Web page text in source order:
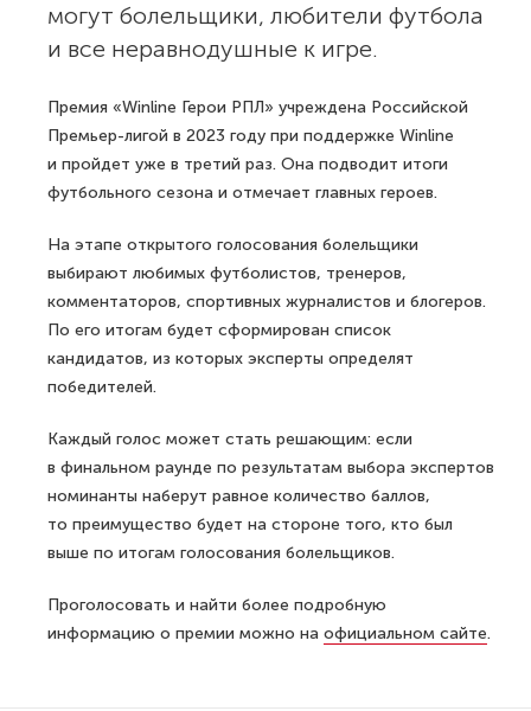
могут болельщики, любители футбола
и все неравнодушные к игре.
Премия «Winline Герои РПЛ» учреждена Российской
Премьер-лигой в 2023 году при поддержке Winline
и пройдет уже в третий раз. Она подводит итоги
футбольного сезона и отмечает главных героев.
На этапе открытого голосования болельщики
выбирают любимых футболистов, тренеров,
комментаторов, спортивных журналистов и блогеров.
По его итогам будет сформирован список
кандидатов, из которых эксперты определят
победителей.
Каждый голос может стать решающим: если
в финальном раунде по результатам выбора экспертов
номинанты наберут равное количество баллов,
то преимущество будет на стороне того, кто был
выше по итогам голосования болельщиков.
Проголосовать и найти более подробную
информацию о премии можно на официальном сайте.